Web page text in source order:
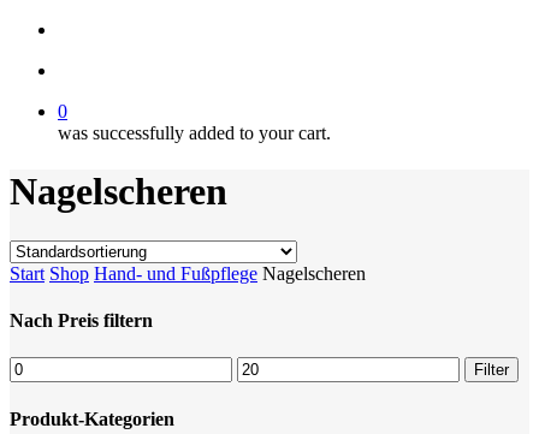
0
was successfully added to your cart.
Nagelscheren
Start Shop Hand- und Fußpflege Nagelscheren
Nach Preis filtern
Min.
Preis
Max.
Preis
Filter
Produkt-Kategorien